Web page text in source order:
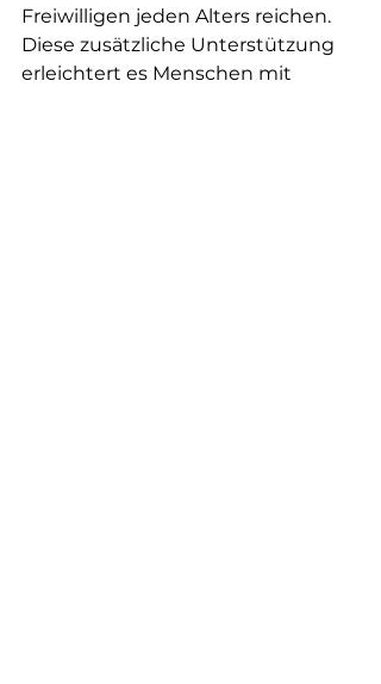
Freiwilligen jeden Alters reichen.
Diese zusätzliche Unterstützung
erleichtert es Menschen mit